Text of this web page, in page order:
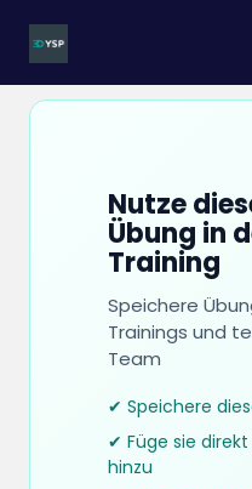
Nutze
Übung in
Training
Speichere
Trainings und
Team
✔ Speichere
✔ Füge sie
hinzu